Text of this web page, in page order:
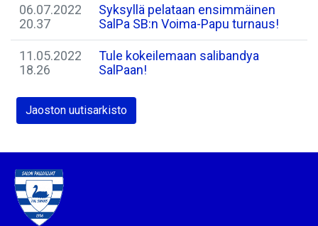
06.07.2022
20.37
Syksyllä pelataan ensimmäinen
SalPa SB:n Voima-Papu turnaus!
11.05.2022
18.26
Tule kokeilemaan salibandya
SalPaan!
Jaoston uutisarkisto